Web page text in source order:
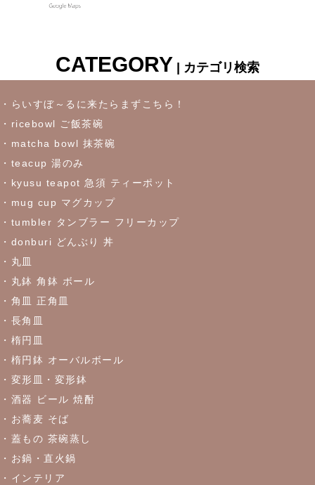
2023/6/16
≪おすすめ≫冷たいドリンクいかがです？松助窯ロックグラス
2023/6/7
これからの季節にぴったりなトルコブルーのお皿が限定入荷しま
した♪お早めにどうぞ！
2023/5/30
≪おすすめ≫食卓を彩るかわいい器
≪おすすめ≫実は万能！？色々使える抹茶碗
2023/4/27
≪おすすめ≫ちょこっとがうれしい♪松助窯 ちょこっと豆皿シリ
ーズ
2023/4/21
≪窯出し再入荷しました！≫どんなお料理にもぴったり♪
CATEGORY | カテゴリ検索
・らいすぼ～るに来たらまずこちら！
・ricebowl ご飯茶碗
・matcha bowl 抹茶碗
・teacup 湯のみ
・kyusu teapot 急須 ティーポット
・mug cup マグカップ
・tumbler タンブラー フリーカップ
・donburi どんぶり 丼
・丸皿
・丸鉢 角鉢 ボール
・角皿 正角皿
・長角皿
・楕円皿
・楕円鉢 オーバルボール
・変形皿・変形鉢
・酒器 ビール 焼酎
・お蕎麦 そば
・蓋もの 茶碗蒸し
・お鍋・直火鍋
・インテリア